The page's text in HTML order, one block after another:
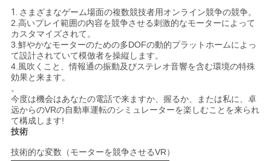
合
わ
せ
ニ
ュ
ー
1. さまざまなゲーム場面の複数競技者用オンライン競争の競争。
2.高いプレイ範囲の内容を競争させる刺激的なモーターによって
カスタマイズされて。
3.鮮やかなモーターのための多DOFの動的プラットホームによっ
て設計されていて模倣者を操縦します。
4.風吹くこと、情報通の振動及びステレオ音響を含む環境の特殊
効果と来ます。
。
今度は機会はあなたの電話で来ますか、握るか、または私に、卓
远からのVRの自動車運転のシミュレーターを楽しむことを来られ
て構成します!
技術
技術的な変数（モーターを競争させるVR）